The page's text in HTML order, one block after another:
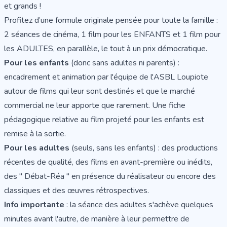
et grands !
Profitez d’une formule originale pensée pour toute la famille :
2 séances de cinéma, 1 film pour les ENFANTS et 1 film pour
les ADULTES, en parallèle, le tout à un prix démocratique.
Pour les enfants (donc sans adultes ni parents) :
encadrement et animation par l'équipe de l'ASBL Loupiote
autour de films qui leur sont destinés et que le marché
commercial ne leur apporte que rarement. Une fiche
pédagogique relative au film projeté pour les enfants est
remise à la sortie.
Pour les adultes (seuls, sans les enfants) : des productions
récentes de qualité, des films en avant-première ou inédits,
des " Débat-Réa " en présence du réalisateur ou encore des
classiques et des œuvres rétrospectives.
Info importante : la séance des adultes s'achève quelques
minutes avant l'autre, de manière à leur permettre de